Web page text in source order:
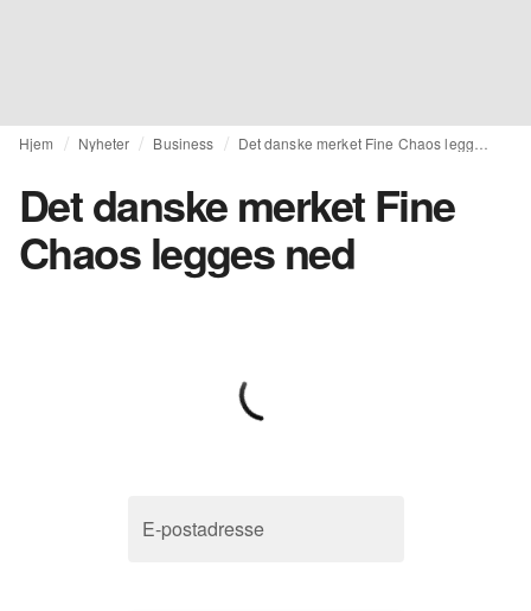
Hjem Nyheter Business
Det danske merket Fine
Chaos legges ned
E-postadresse